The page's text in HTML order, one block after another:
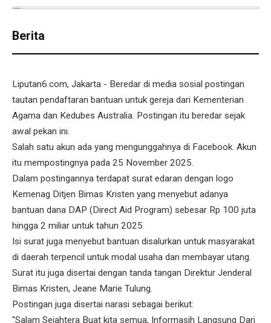
Berita
Liputan6.com, Jakarta - Beredar di media sosial postingan
tautan pendaftaran bantuan untuk gereja dari Kementerian
Agama dan Kedubes Australia. Postingan itu beredar sejak
awal pekan ini.
Salah satu akun ada yang mengunggahnya di Facebook. Akun
itu mempostingnya pada 25 November 2025.
Dalam postingannya terdapat surat edaran dengan logo
Kemenag Ditjen Bimas Kristen yang menyebut adanya
bantuan dana DAP (Direct Aid Program) sebesar Rp 100 juta
hingga 2 miliar untuk tahun 2025.
Isi surat juga menyebut bantuan disalurkan untuk masyarakat
di daerah terpencil untuk modal usaha dan membayar utang.
Surat itu juga disertai dengan tanda tangan Direktur Jenderal
Bimas Kristen, Jeane Marie Tulung.
Postingan juga disertai narasi sebagai berikut:
"Salam Sejahtera Buat kita semua, Informasih Langsung Dari